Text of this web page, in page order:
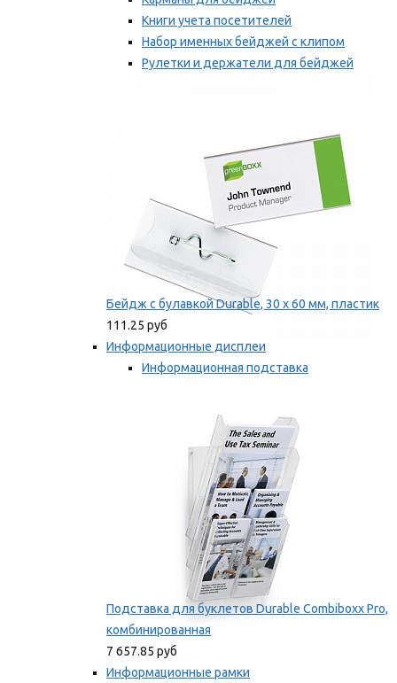
Книги учета посетителей
Набор именных бейджей с клипом
Рулетки и держатели для бейджей
Бейдж с булавкой Durable, 30 х 60 мм, пластик
111.25 руб
Информационные дисплеи
Информационная подставка
Подставка для буклетов Durable Combiboxx Pro,
комбинированная
7 657.85 руб
Информационные рамки